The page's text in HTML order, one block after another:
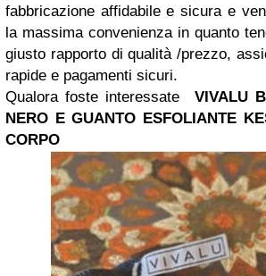
fabbricazione affidabile e sicura e
la massima convenienza in quanto
giusto rapporto di qualità /prezzo,
rapide e pagamenti sicuri.
Qualora foste interessate VIVALU
NERO E GUANTO ESFOLIANTE
CORPO